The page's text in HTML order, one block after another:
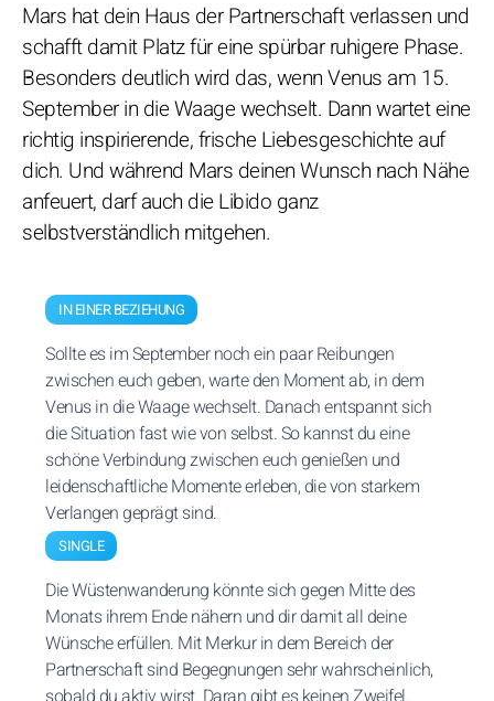
Mars hat dein Haus der Partnerschaft verlassen und
schafft damit Platz für eine spürbar ruhigere Phase.
Besonders deutlich wird das, wenn Venus am 15.
September in die Waage wechselt. Dann wartet eine
richtig inspirierende, frische Liebesgeschichte auf
dich. Und während Mars deinen Wunsch nach Nähe
anfeuert, darf auch die Libido ganz
selbstverständlich mitgehen.
IN EINER BEZIEHUNG
Sollte es im September noch ein paar Reibungen
zwischen euch geben, warte den Moment ab, in dem
Venus in die Waage wechselt. Danach entspannt sich
die Situation fast wie von selbst. So kannst du eine
schöne Verbindung zwischen euch genießen und
leidenschaftliche Momente erleben, die von starkem
Verlangen geprägt sind.
SINGLE
Die Wüstenwanderung könnte sich gegen Mitte des
Monats ihrem Ende nähern und dir damit all deine
Wünsche erfüllen. Mit Merkur in dem Bereich der
Partnerschaft sind Begegnungen sehr wahrscheinlich,